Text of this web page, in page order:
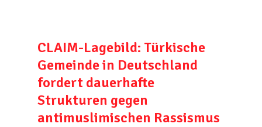
CLAIM-Lagebild: Türkische
Gemeinde in Deutschland
fordert dauerhafte
Strukturen gegen
antimuslimischen Rassismus